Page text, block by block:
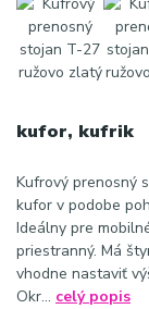
kufor, kufrik
Kufrový prenosný
kufor v podobe
Ideálny pre
priestranný. Má
vhodne nastaviť
Okr... celý popis